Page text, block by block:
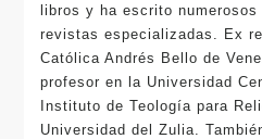
libros y ha escrito
revistas especializadas. Ex
Católica Andrés Bello de
profesor en la Universidad
Instituto de Teología para
Universidad del Zulia.